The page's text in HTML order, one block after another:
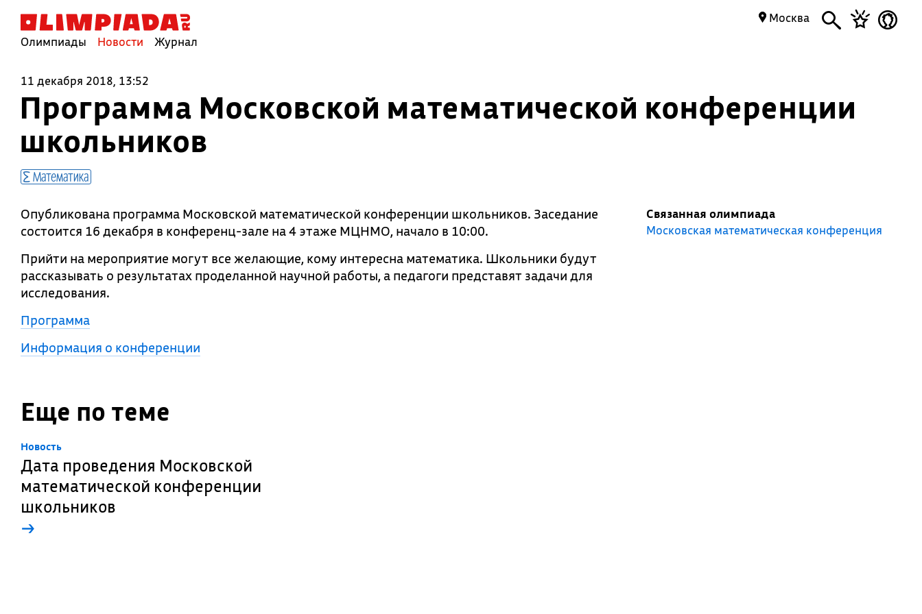
Олимпиады Новости Журнал
Москва
11 декабря 2018, 13:52
Программа Московской математической конференции
школьников
Математика
Опубликована программа Московской математической конференции школьников. Заседание
состоится 16 декабря в конференц-зале на 4 этаже МЦНМО, начало в 10:00.
Прийти на мероприятие могут все желающие, кому интересна математика. Школьники будут
рассказывать о результатах проделанной научной работы, а педагоги представят задачи для
исследования.
Программа
Информация о конференции
Связанная олимпиада
Московская математическая конференция
Еще по теме
Новость
Дата проведения Московской
математической конференции
школьников
→